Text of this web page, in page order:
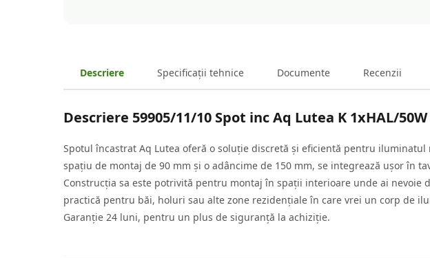
Descriere Specificații tehnice Documente Recenzii
Descriere 59905/11/10 Spot inc Aq Lutea K 1xHAL/50W
Spotul încastrat Aq Lutea oferă o soluție discretă și eficientă pentru
spațiu de montaj de 90 mm și o adâncime de 150 mm, se integrează ușor în
Construcția sa este potrivită pentru montaj în spații interioare unde ai
practică pentru băi, holuri sau alte zone rezidențiale în care vrei un corp de
Garanție 24 luni, pentru un plus de siguranță la achiziție.